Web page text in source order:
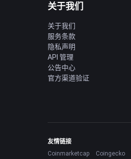
关于我们
关于我们
服务条款
隐私声明
API 管理
公告中心
官方渠道验证
友情链接
Coinmarketcap
Coingecko